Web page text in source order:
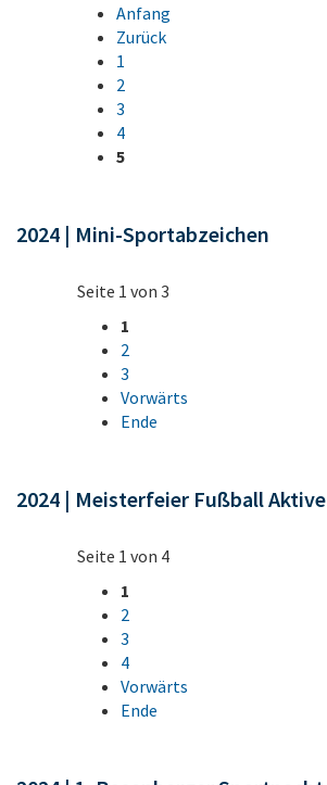
Anfang
Zurück
1
2
3
4
5
2024 | Mini-Sportabzeichen
Seite 1 von 3
1
2
3
Vorwärts
Ende
2024 | Meisterfeier Fußball Aktive
Seite 1 von 4
1
2
3
4
Vorwärts
Ende